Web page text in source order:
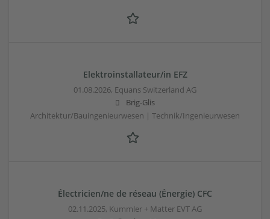
Elektroinstallateur/in EFZ
01.08.2026, Equans Switzerland AG
Brig-Glis
Architektur/Bauingenieurwesen | Technik/Ingenieurwesen
Électricien/ne de réseau (Énergie) CFC
02.11.2025, Kummler + Matter EVT AG